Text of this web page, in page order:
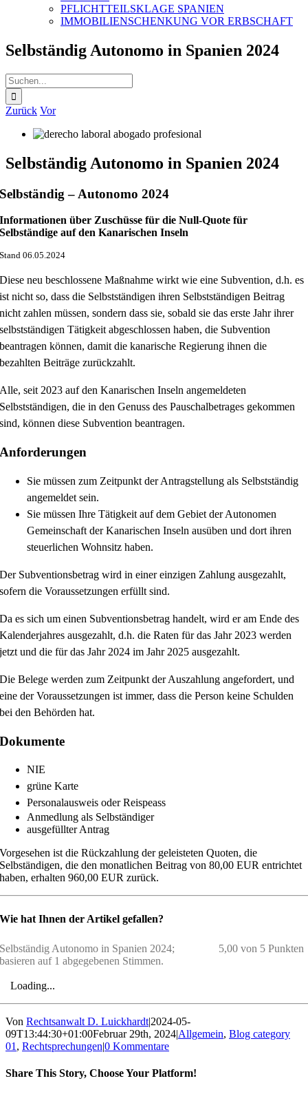
PFLICHTTEILSKLAGE SPANIEN
IMMOBILIENSCHENKUNG VOR ERBSCHAFT
Selbständig Autonomo in Spanien 2024
Suche
nach:
Zurück Vor
Selbständig Autonomo in Spanien 2024
Selbständig – Autonomo 2024
Informationen über Zuschüsse für die Null-Quote für
Selbständige auf den Kanarischen Inseln
Stand 06.05.2024
Diese neu beschlossene Maßnahme wirkt wie eine Subvention, d.h. es
ist nicht so, dass die Selbstständigen ihren Selbstständigen Beitrag
nicht zahlen müssen, sondern dass sie, sobald sie das erste Jahr ihrer
selbstständigen Tätigkeit abgeschlossen haben, die Subvention
beantragen können, damit die kanarische Regierung ihnen die
bezahlten Beiträge zurückzahlt.
Alle, seit 2023 auf den Kanarischen Inseln angemeldeten
Selbstständigen, die in den Genuss des Pauschalbetrages gekommen
sind, können diese Subvention beantragen.
Anforderungen
Sie müssen zum Zeitpunkt der Antragstellung als Selbstständig
angemeldet sein.
Sie müssen Ihre Tätigkeit auf dem Gebiet der Autonomen
Gemeinschaft der Kanarischen Inseln ausüben und dort ihren
steuerlichen Wohnsitz haben.
Der Subventionsbetrag wird in einer einzigen Zahlung ausgezahlt,
sofern die Voraussetzungen erfüllt sind.
Da es sich um einen Subventionsbetrag handelt, wird er am Ende des
Kalenderjahres ausgezahlt, d.h. die Raten für das Jahr 2023 werden
jetzt und die für das Jahr 2024 im Jahr 2025 ausgezahlt.
Die Belege werden zum Zeitpunkt der Auszahlung angefordert, und
eine der Voraussetzungen ist immer, dass die Person keine Schulden
bei den Behörden hat.
Dokumente
NIE
grüne Karte
Personalausweis oder Reispeass
Anmedlung als Selbständiger
ausgefüllter Antrag
Vorgesehen ist die Rückzahlung der geleisteten Quoten, die
Selbständigen, die den monatlichen Beitrag von 80,00 EUR entrichtet
haben, erhalten 960,00 EUR zurück.
Wie hat Ihnen der Artikel gefallen?
Selbständig Autonomo in Spanien 2024;
5,00 von 5 Punkten
basieren auf 1 abgegebenen Stimmen.
Loading...
Von Rechtsanwalt D. Luickhardt|2024-05-
09T13:44:30+01:00Februar 29th, 2024|Allgemein, Blog category
01 , Rechtsprechungen|0 Kommentare
Share This Story, Choose Your Platform!